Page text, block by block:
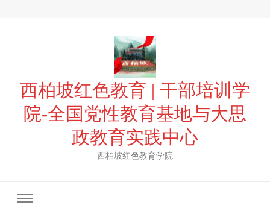
西柏坡红色教育 | 干部培训学
院-全国党性教育基地与大思
政教育实践中心
西柏坡红色教育学院